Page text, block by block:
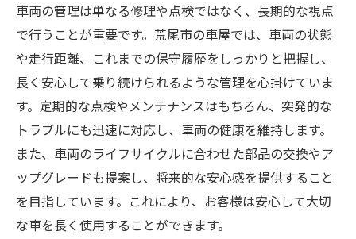
車両の管理は単なる修理や点検ではなく、長期的な視点
で行うことが重要です。荒尾市の車屋では、車両の状態
や走行距離、これまでの保守履歴をしっかりと把握し、
長く安心して乗り続けられるような管理を心掛けていま
す。定期的な点検やメンテナンスはもちろん、突発的な
トラブルにも迅速に対応し、車両の健康を維持します。
また、車両のライフサイクルに合わせた部品の交換やア
ップグレードも提案し、将来的な安心感を提供すること
を目指しています。これにより、お客様は安心して大切
な車を長く使用することができます。